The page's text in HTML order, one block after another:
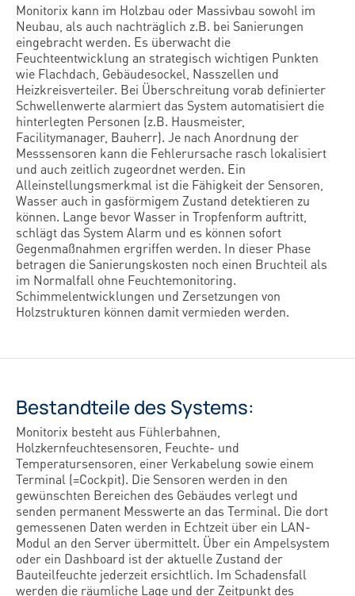
Monitorix kann im Holzbau oder Massivbau sowohl im
Neubau, als auch nachträglich z.B. bei Sanierungen
eingebracht werden. Es überwacht die
Feuchteentwicklung an strategisch wichtigen Punkten
wie Flachdach, Gebäudesockel, Nasszellen und
Heizkreisverteiler. Bei Überschreitung vorab definierter
Schwellenwerte alarmiert das System automatisiert die
hinterlegten Personen (z.B. Hausmeister,
Facilitymanager, Bauherr). Je nach Anordnung der
Messsensoren kann die Fehlerursache rasch lokalisiert
und auch zeitlich zugeordnet werden. Ein
Alleinstellungsmerkmal ist die Fähigkeit der Sensoren,
Wasser auch in gasförmigem Zustand detektieren zu
können. Lange bevor Wasser in Tropfenform auftritt,
schlägt das System Alarm und es können sofort
Gegenmaßnahmen ergriffen werden. In dieser Phase
betragen die Sanierungskosten noch einen Bruchteil als
im Normalfall ohne Feuchtemonitoring.
Schimmelentwicklungen und Zersetzungen von
Holzstrukturen können damit vermieden werden.
Bestandteile des Systems:
Monitorix besteht aus Fühlerbahnen,
Holzkernfeuchtesensoren, Feuchte- und
Temperatursensoren, einer Verkabelung sowie einem
Terminal (=Cockpit). Die Sensoren werden in den
gewünschten Bereichen des Gebäudes verlegt und
senden permanent Messwerte an das Terminal. Die dort
gemessenen Daten werden in Echtzeit über ein LAN-
Modul an den Server übermittelt. Über ein Ampelsystem
oder ein Dashboard ist der aktuelle Zustand der
Bauteilfeuchte jederzeit ersichtlich. Im Schadensfall
werden die räumliche Lage und der Zeitpunkt des